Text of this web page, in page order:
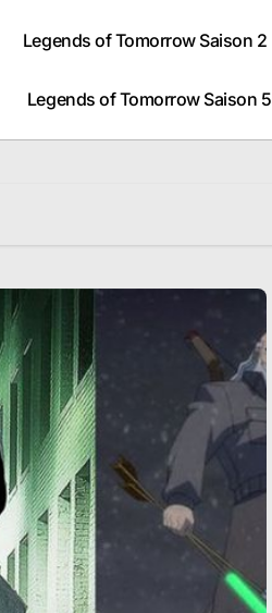
Legends of Tomorrow Saison 2
Legends of Tomorrow Saison 5